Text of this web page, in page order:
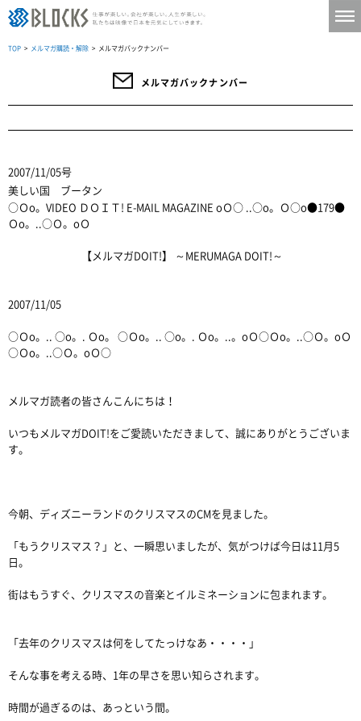
TOP > メルマガ購読・解除 > メルマガバックナンバー
メルマガバックナンバー
2007/11/05号
美しい国 ブータン
○Ｏo。VIDEO ＤＯＩＴ! E-MAIL MAGAZINE oＯ○ ..○o。Ｏ○o●179●
Ｏo。..○Ｏ。oＯ
【メルマガDOIT!】 ～MERUMAGA DOIT!～
2007/11/05
○Ｏo。.. ○o。. Ｏo。 ○Ｏo。.. ○o。. Ｏo。..。oＯ○Ｏo。..○Ｏ。oＯ
○Ｏo。..○Ｏ。oＯ○
メルマガ読者の皆さんこんにちは！
いつもメルマガDOIT!をご愛読いただきまして、誠にありがとうございま
す。
今朝、ディズニーランドのクリスマスのCMを見ました。
「もうクリスマス？」と、一瞬思いましたが、気がつけば今日は11月5
日。
街はもうすぐ、クリスマスの音楽とイルミネーションに包まれます。
「去年のクリスマスは何をしてたっけなあ・・・・」
そんな事を考える時、1年の早さを思い知らされます。
時間が過ぎるのは、あっという間。